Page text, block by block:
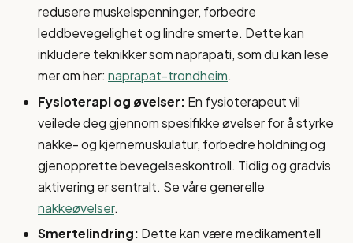
redusere muskelspenninger, forbedre
leddbevegelighet og lindre smerte. Dette kan
inkludere teknikker som naprapati, som du kan lese
mer om her: naprapat-trondheim.
Fysioterapi og øvelser: En fysioterapeut vil
veilede deg gjennom spesifikke øvelser for å styrke
nakke- og kjernemuskulatur, forbedre holdning og
gjenopprette bevegelseskontroll. Tidlig og gradvis
aktivering er sentralt. Se våre generelle
nakkeøvelser.
Smertelindring: Dette kan være medikamentell